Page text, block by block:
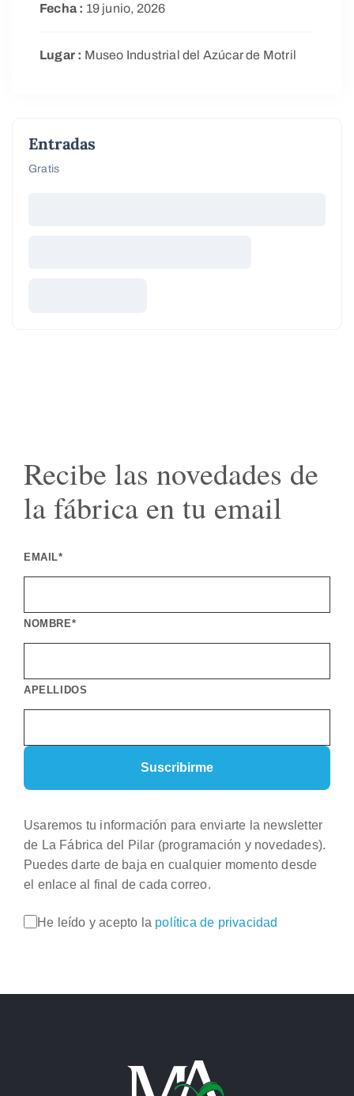
Fecha : 19 junio, 2026
Lugar : Museo Industrial del Azúcar de Motril
Entradas
Gratis
Recibe las novedades de
la fábrica en tu email
EMAIL*
NOMBRE*
APELLIDOS
Usaremos tu información para enviarte la newsletter
de La Fábrica del Pilar (programación y novedades).
Puedes darte de baja en cualquier momento desde
el enlace al final de cada correo.
He leído y acepto la política de privacidad